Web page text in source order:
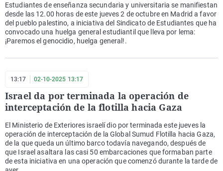
Estudiantes de enseñanza secundaria y universitaria se manifiestan
desde las 12.00 horas de este jueves 2 de octubre en Madrid a favor
del pueblo palestino, a iniciativa del Sindicato de Estudiantes que ha
convocado una huelga general estudiantil que lleva por lema:
¡Paremos el genocidio, huelga general!.
13:17 02-10-2025 13:17
Israel da por terminada la operación de
interceptación de la flotilla hacia Gaza
El Ministerio de Exteriores israelí dio por terminada este jueves la
operación de interceptación de la Global Sumud Flotilla hacia Gaza,
de la que queda un último barco todavía navegando, después de
que Israel asaltara las casi 50 embarcaciones que formaban parte
de esta iniciativa en una operación que comenzó durante la tarde de